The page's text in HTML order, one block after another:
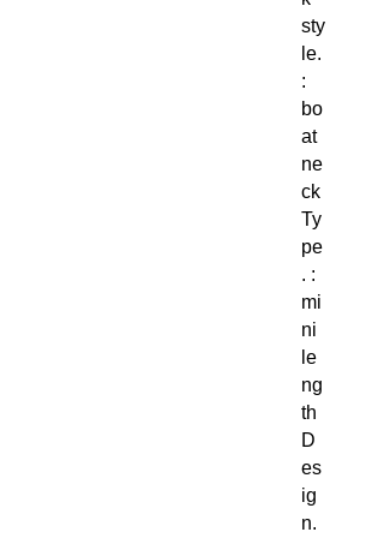
sty
le.
:
bo
at
ne
ck
Ty
pe
. :
mi
ni
le
ng
th
D
es
ig
n.